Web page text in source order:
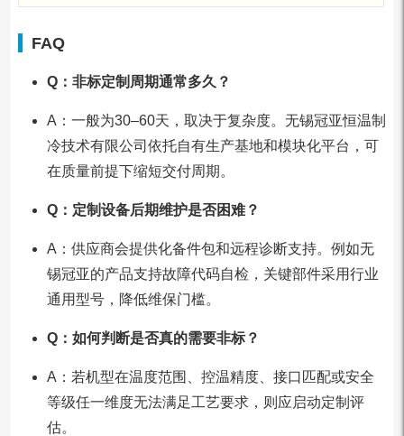
FAQ
Q：非标定制周期通常多久？
A：一般为30–60天，取决于复杂度。无锡冠亚恒温制
冷技术有限公司依托自有生产基地和模块化平台，可
在质量前提下缩短交付周期。
Q：定制设备后期维护是否困难？
A：供应商会提供化备件包和远程诊断支持。例如无
锡冠亚的产品支持故障代码自检，关键部件采用行业
通用型号，降低维保门槛。
Q：如何判断是否真的需要非标？
A：若机型在温度范围、控温精度、接口匹配或安全
等级任一维度无法满足工艺要求，则应启动定制评
估。